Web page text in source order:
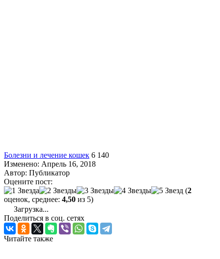
Болезни и лечение кошек 6 140
Изменено: Апрель 16, 2018
Автор: Публикатор
Оцените пост:
(2
оценок, среднее: 4,50 из 5)
Загрузка...
Поделиться в соц. сетях
Читайте также